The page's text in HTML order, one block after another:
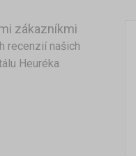
zákazníkmi
recenzií našich
Heuréka